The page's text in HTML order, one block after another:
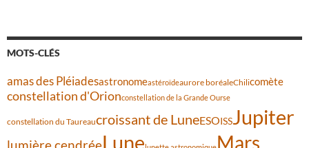
MOTS-CLÉS
amas des Pléiadesastronomeastéroïdeaurore boréaleChilicomète
constellation d'Orionconstellation de la Grande Ourse
constellation du Taureaucroissant de LuneESOISSJupiter
lumière cendréeLune Mars